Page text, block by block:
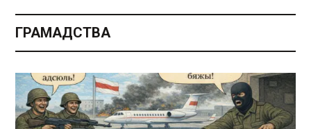
ГРАМАДСТВА